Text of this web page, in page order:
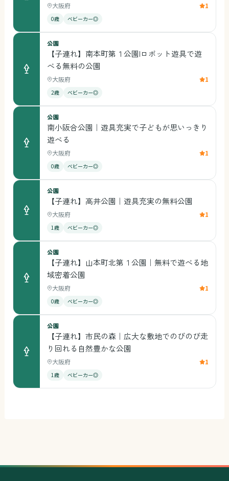
大阪府 1
0歳 ベビーカー◎
公園
【子連れ】南本町第１公園|ロボット遊具で遊
べる無料の公園
大阪府 1
2歳 ベビーカー◎
公園
南小阪合公園｜遊具充実で子どもが思いっきり
遊べる
大阪府 1
0歳 ベビーカー◎
公園
【子連れ】高井公園｜遊具充実の無料公園
大阪府 1
1歳 ベビーカー◎
公園
【子連れ】山本町北第１公園｜無料で遊べる地
域密着公園
大阪府 1
0歳 ベビーカー◎
公園
【子連れ】市民の森｜広大な敷地でのびのび走
り回れる自然豊かな公園
大阪府 1
1歳 ベビーカー◎